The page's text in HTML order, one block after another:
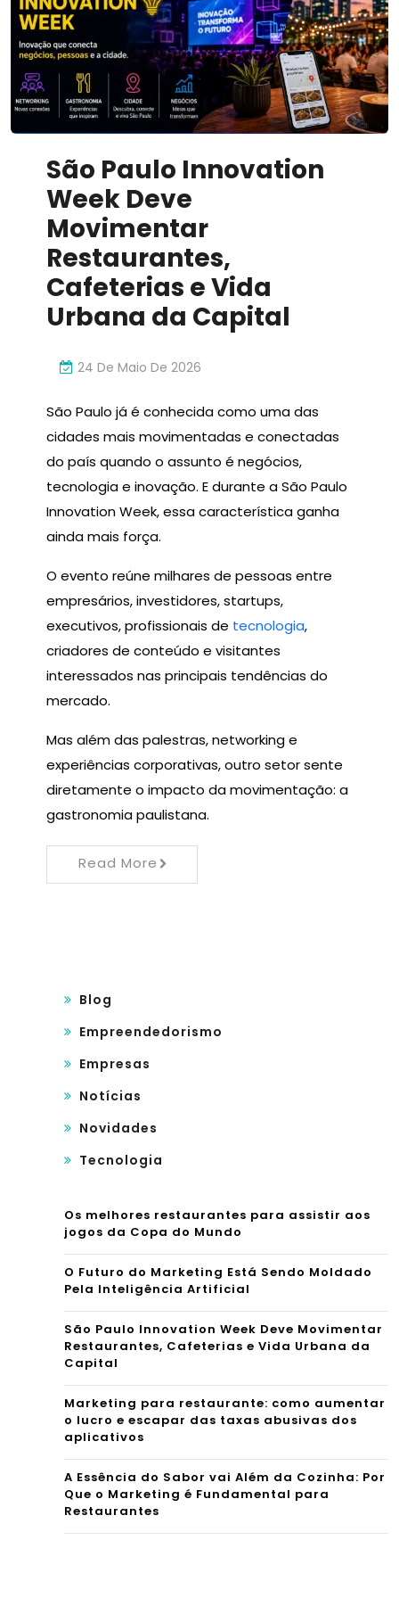
Inovador
São Paulo Innovation
Week Deve
Movimentar
Restaurantes,
Cafeterias e Vida
Urbana da Capital
24 De Maio De 2026
São Paulo já é conhecida como uma das
cidades mais movimentadas e conectadas
do país quando o assunto é negócios,
tecnologia e inovação. E durante a São Paulo
Innovation Week, essa característica ganha
ainda mais força.
O evento reúne milhares de pessoas entre
empresários, investidores, startups,
executivos, profissionais de tecnologia,
criadores de conteúdo e visitantes
interessados nas principais tendências do
mercado.
Mas além das palestras, networking e
experiências corporativas, outro setor sente
diretamente o impacto da movimentação: a
gastronomia paulistana.
Read More
Blog
Empreendedorismo
Empresas
Notícias
Novidades
Tecnologia
Os melhores restaurantes para assistir aos
jogos da Copa do Mundo
O Futuro do Marketing Está Sendo Moldado
Pela Inteligência Artificial
São Paulo Innovation Week Deve Movimentar
Restaurantes, Cafeterias e Vida Urbana da
Capital
Marketing para restaurante: como aumentar
o lucro e escapar das taxas abusivas dos
aplicativos
A Essência do Sabor vai Além da Cozinha: Por
Que o Marketing é Fundamental para
Restaurantes